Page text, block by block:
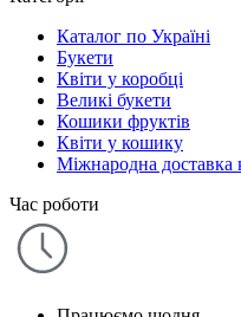
Каталог по Україні
Букети
Квіти у коробці
Великі букети
Кошики фруктів
Квіти у кошику
Міжнародна доставка
Час роботи